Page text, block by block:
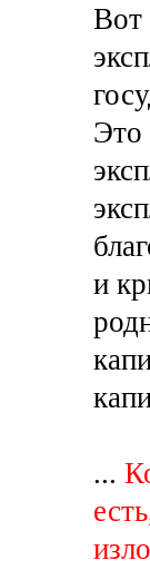
Вот
Это
и
...